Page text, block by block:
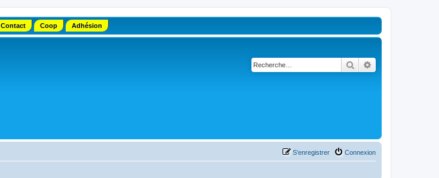
Contact Coop Adhésion
Rechercher
Connexion
S’enregistrer